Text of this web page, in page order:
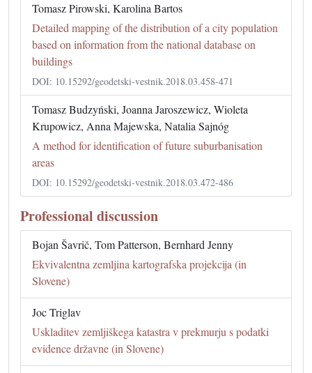
Tomasz Pirowski, Karolina Bartos
Detailed mapping of the distribution of a city population
based on information from the national database on
buildings
DOI: 10.15292/geodetski-vestnik.2018.03.458-471
Tomasz Budzyński, Joanna Jaroszewicz, Wioleta
Krupowicz, Anna Majewska, Natalia Sajnóg
A method for identification of future suburbanisation
areas
DOI: 10.15292/geodetski-vestnik.2018.03.472-486
Professional discussion
Bojan Šavrič, Tom Patterson, Bernhard Jenny
Ekvivalentna zemljina kartografska projekcija (in
Slovene)
Joc Triglav
Uskladitev zemljiškega katastra v prekmurju s podatki
evidence državne (in Slovene)